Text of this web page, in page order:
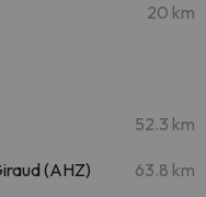
20 km
52.3 km
(AHZ) 63.8 km